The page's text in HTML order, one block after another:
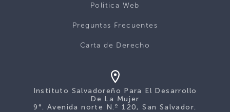
Politica Web
Preguntas Frecuentes
Carta de Derecho
Instituto Salvadoreño Para El Desarrollo
De La Mujer
9°. Avenida norte N.º 120, San Salvador.